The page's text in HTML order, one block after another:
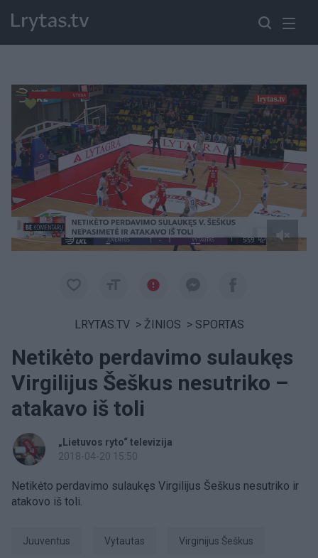
Paremkite Ukrainą
LRYTAS.TV > ŽINIOS > SPORTAS
Netikėto perdavimo sulaukęs
Virgilijus Šeškus nesutriko –
atakavo iš toli
„Lietuvos ryto“ televizija
2018-04-20 15:50
Netikėto perdavimo sulaukęs Virgilijus Šeškus nesutriko ir
atakovo iš toli.
Juuventus Vytautas Virginijus Šeškus